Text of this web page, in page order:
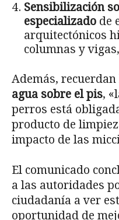
Sensibilización
especializado de
arquitectónicos
columnas y
Además, recuerdan
agua sobre el pis,
perros está
producto de
impacto de las
El comunicado
a las autoridades
ciudadanía a ver
oportunidad de